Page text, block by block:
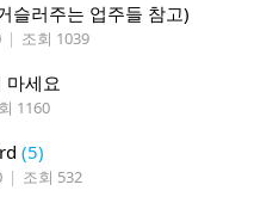
슬러주는 업주들 참고)
| 조회 1039
마세요
1160
(5)
| 조회 532